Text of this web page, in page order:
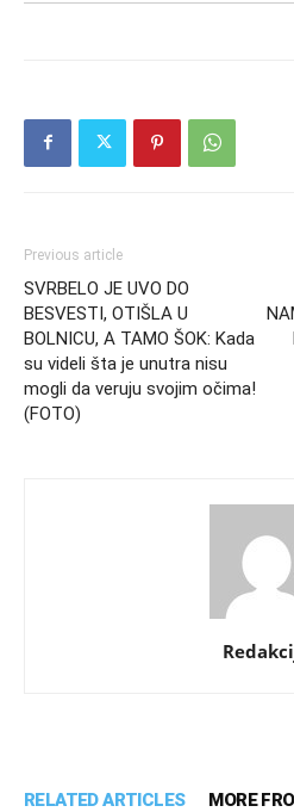
Previous article
SVRBELO JE UVO DO
BESVESTI, OTIŠLA U
BOLNICU, A TAMO ŠOK: Kada
su videli šta je unutra nisu
mogli da veruju svojim očima!
(FOTO)
RELATED ARTICLES MORE